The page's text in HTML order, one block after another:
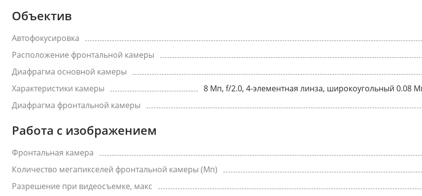
Объектив
Автофокусировка
Расположение фронтальной камеры
Диафрагма основной камеры
Характеристики камеры
8 Мп, f/2.0, 4-элементная линза, широкоугольный 0.08
Диафрагма фронтальной камеры
Работа с изображением
Фронтальная камера
Количество мегапикселей фронтальной камеры (Мп)
Разрешение при видеосъемке, макс